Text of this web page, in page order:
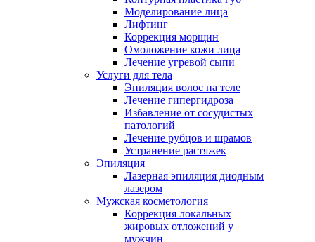
Моделирование лица
Лифтинг
Коррекция морщин
Омоложение кожи лица
Лечение угревой сыпи
Услуги для тела
Эпиляция волос на теле
Лечение гипергидроза
Избавление от сосудистых
патологий
Лечение рубцов и шрамов
Устранение растяжек
Эпиляция
Лазерная эпиляция диодным
лазером
Мужская косметология
Коррекция локальных
жировых отложений у
мужчин